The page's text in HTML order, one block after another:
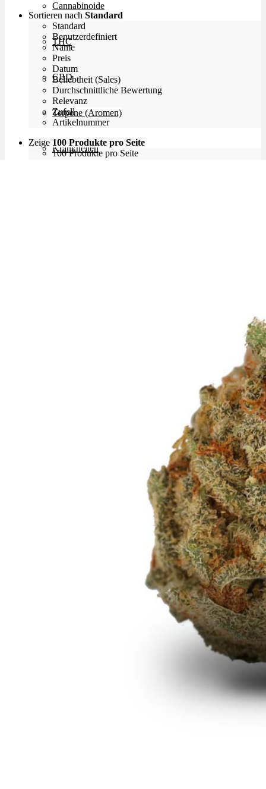
Cannabinoide
THC
CBD
Terpene (Aromen)
Krankheiten
Sortieren nach Standard
Standard
Benutzerdefiniert
Name
Preis
Datum
Beliebtheit (Sales)
Durchschnittliche Bewertung
Relevanz
Zufall
Artikelnummer
Zeige 100 Produkte pro Seite
100 Produkte pro Seite